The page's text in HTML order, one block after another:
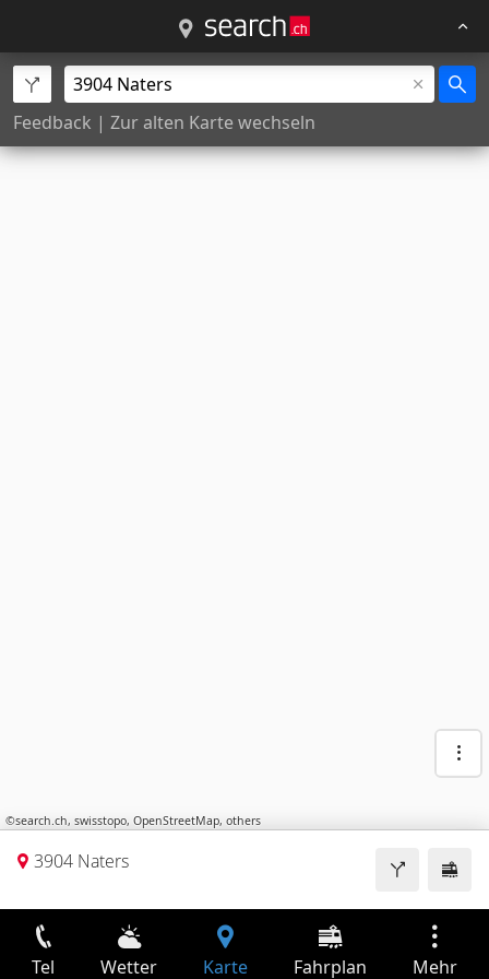
Feedback | Zur alten Karte wechseln
©search.ch, swisstopo, OpenStreetMap, others
3904 Naters
Tel Wetter Karte Fahrplan Mehr